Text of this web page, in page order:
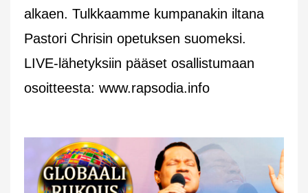
alkaen. Tulkkaamme kumpanakin iltana
Pastori Chrisin opetuksen suomeksi.
LIVE-lähetyksiin pääset osallistumaan
osoitteesta: www.rapsodia.info